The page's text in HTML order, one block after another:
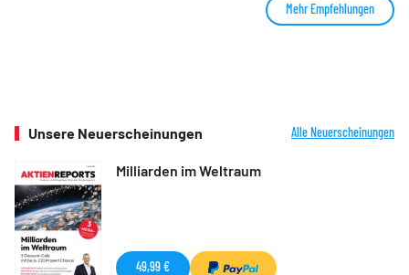
Mehr Empfehlungen
Unsere Neuerscheinungen Alle Neuerscheinungen
Milliarden im Weltraum
49,99 €